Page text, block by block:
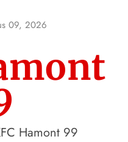
09, 2026
Hamont 99